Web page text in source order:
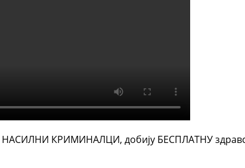
КРИМИНАЛЦИ, добију БЕСПЛАТНУ